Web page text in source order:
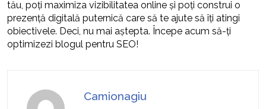
tău, poți maximiza vizibilitatea online și poți construi o
prezență digitală puternică care să te ajute să îți atingi
obiectivele. Deci, nu mai aștepta. Începe acum să-ți
optimizezi blogul pentru SEO!
Camionagiu